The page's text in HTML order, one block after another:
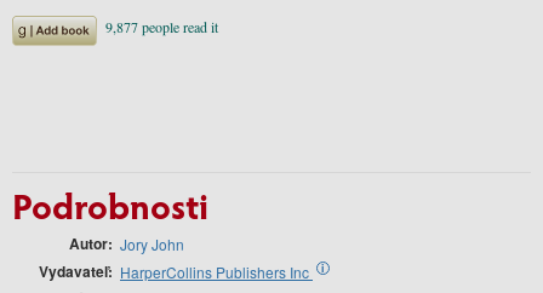
Podrobnosti
Autor Jory John
Vydavateľ HarperCollins Publishers Inc i